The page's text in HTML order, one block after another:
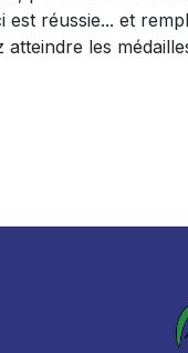
réussie... et
les